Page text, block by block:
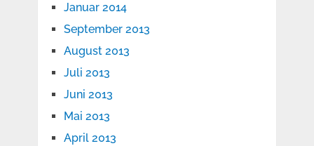
Januar 2014
September 2013
August 2013
Juli 2013
Juni 2013
Mai 2013
April 2013